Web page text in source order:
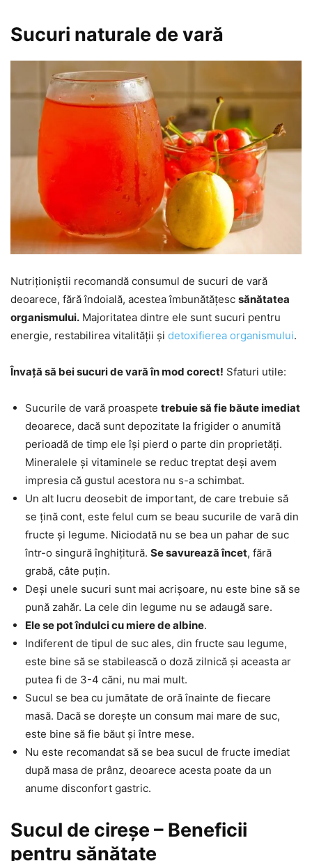
Sucuri naturale de vară
Nutriționiștii recomandă consumul de sucuri de vară
deoarece, fără îndoială, acestea îmbunătățesc sănătatea
organismului. Majoritatea dintre ele sunt sucuri pentru
energie, restabilirea vitalității și detoxifierea organismului.
Învață să bei sucuri de vară în mod corect! Sfaturi utile:
Sucurile de vară proaspete trebuie să fie băute imediat
deoarece, dacă sunt depozitate la frigider o anumită
perioadă de timp ele își pierd o parte din proprietăți.
Mineralele și vitaminele se reduc treptat deși avem
impresia că gustul acestora nu s-a schimbat.
Un alt lucru deosebit de important, de care trebuie să
se țină cont, este felul cum se beau sucurile de vară din
fructe și legume. Niciodată nu se bea un pahar de suc
într-o singură înghițitură. Se savurează încet, fără
grabă, câte puțin.
Deși unele sucuri sunt mai acrișoare, nu este bine să se
pună zahăr. La cele din legume nu se adaugă sare.
Ele se pot îndulci cu miere de albine.
Indiferent de tipul de suc ales, din fructe sau legume,
este bine să se stabilească o doză zilnică și aceasta ar
putea fi de 3-4 căni, nu mai mult.
Sucul se bea cu jumătate de oră înainte de fiecare
masă. Dacă se dorește un consum mai mare de suc,
este bine să fie băut și între mese.
Nu este recomandat să se bea sucul de fructe imediat
după masa de prânz, deoarece acesta poate da un
anume disconfort gastric.
Sucul de cireșe – Beneficii
pentru sănătate